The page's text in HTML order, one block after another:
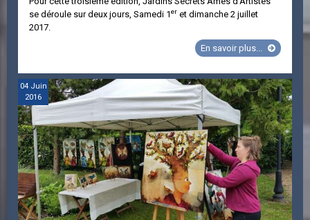
se déroule sur deux jours, Samedi 1er et dimanche 2 juillet
2017.
En savoir plus...
Jardins
Âmes
d'Artistes
édition
2017
04Juin
2016